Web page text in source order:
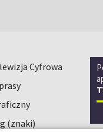
Cyfrowa
(znaki)